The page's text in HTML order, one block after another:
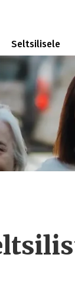
Seltsilisele